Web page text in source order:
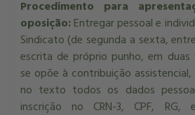
Procedimento para
oposição:Entregar pessoal e
Sindicato (de segunda a sexta,
escrita de próprio punho, em duas
se opõe à contribuição
no texto todos os dados
inscrição no CRN-3, CPF, RG,